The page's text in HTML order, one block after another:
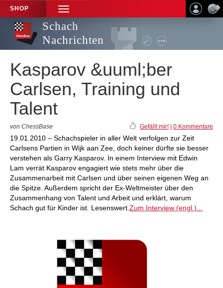
SHOP
TOGGLE
NAVIGATION
Schach
Nachrichten
Kasparov &uuml;ber
Carlsen, Training und
Talent
von ChessBase Gefällt mir! 0 Kommentare
19.01.2010 – Schachspieler in aller Welt verfolgen zur Zeit
Carlsens Partien in Wijk aan Zee, doch keiner dürfte sie besser
verstehen als Garry Kasparov. In einem Interview mit Edwin
Lam verrät Kasparov engagiert wie stets mehr über die
Zusammenarbeit mit Carlsen und über seinen eigenen Weg an
die Spitze. Außerdem spricht der Ex-Weltmeister über den
Zusammenhang von Talent und Arbeit und erklärt, warum
Schach gut für Kinder ist. Lesenswert. Zum Interview (engl.)...